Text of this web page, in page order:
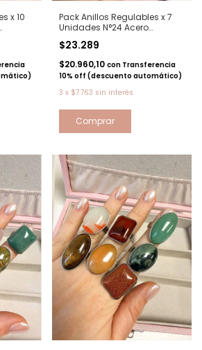
x 10
Pack Anillos Regulables x 7
Unidades N°24 Acero
$23.289
$20.960,10 con Transferencia
10% off (descuento automático)
3 x $7.763 sin interés